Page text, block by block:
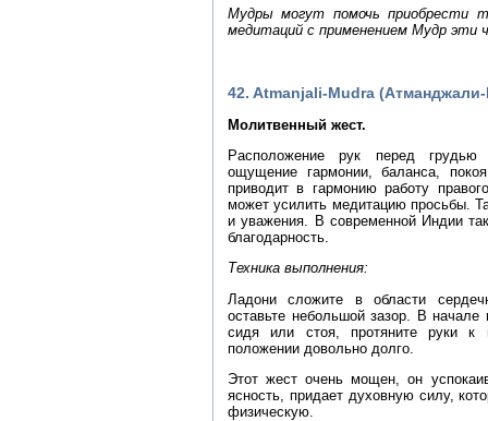
Мудры могут помочь приобрести
медитаций с применением Мудр
42. Atmanjali-Mudra
Молитвенный жест.
Расположение рук перед грудью
ощущение гармонии, баланса,
приводит в гармонию работу
может усилить медитацию просьбы.
и уважения. В современной Индии
благодарность.
Техника выполнения:
Ладони сложите в области
оставьте небольшой зазор. В
сидя или стоя, протяните руки
положении довольно долго.
Этот жест очень мощен, он
ясность, придает духовную силу,
физическую.